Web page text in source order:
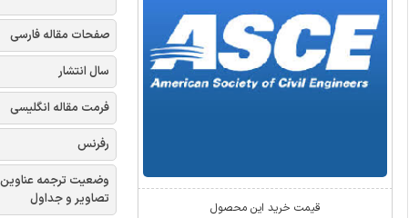
قیمت خرید این محصول
صفحات مقاله فارسی
سال انتشار
فرمت مقاله انگلیسی
رفرنس
وضعیت ترجمه عناوین
تصاویر و جداول